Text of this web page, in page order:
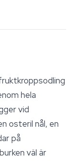
hela
vid
osteril nål, en
på
väl är